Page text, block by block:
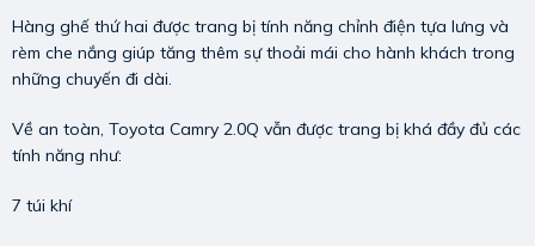
Hàng ghế thứ hai được trang bị tính năng chỉnh điện tựa lưng và
rèm che nắng giúp tăng thêm sự thoải mái cho hành khách trong
những chuyến đi dài.
Về an toàn, Toyota Camry 2.0Q vẫn được trang bị khá đầy đủ các
tính năng như:
7 túi khí